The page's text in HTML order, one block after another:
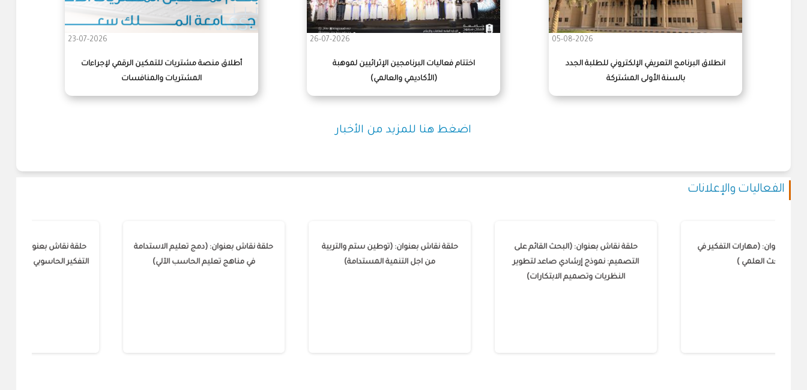
05-08-2026
انطلاق البرنامج التعريفي الإلكتروني للطلبة الجدد
بالسنة الأولى المشتركة
26-07-2026
اختتام فعاليات البرنامجين الإثرائيين لموهبة
(الأكاديمي والعالمي)
23-07-2026
أطلاق منصة مشتريات للتمكين الرقمي لإجراءات
المشتريات والمنافسات
اضغط هنا للمزيد من الأخبار
الفعاليات والإعلانات
حلقة نقاش بعنوان: (دمج تعليم الاستدامة
في مناهج تعليم الحاسب الآلي)
حلقة نقاش بعنوان: (توطين ستم والتربية
من اجل التنمية المستدامة)
حلقة نقاش بعنوان: (البحث القائم على
التصميم: نموذج إرشادي صاعد لتطوير
النظريات وتصميم الابتكارات)
حلقة نقاش بعنوان: (مهارات التفكير في